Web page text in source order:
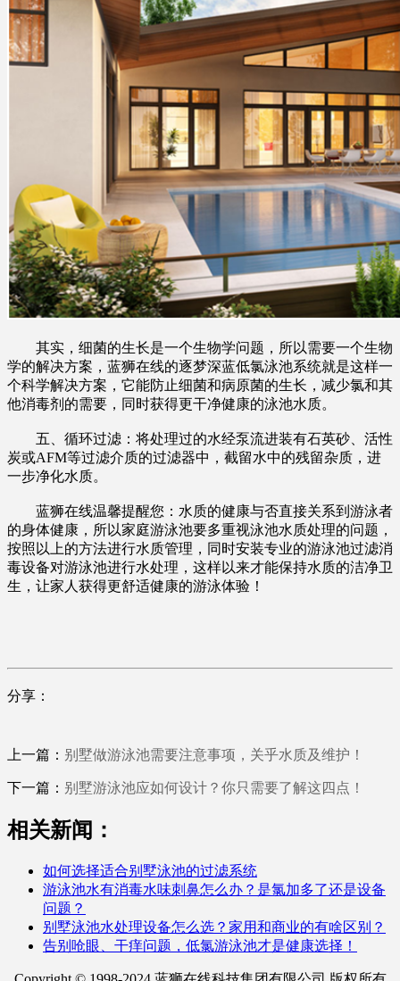
其实，细菌的生长是一个生物学问题，所以需要一个生物
学的解决方案，蓝狮在线的逐梦深蓝低氯泳池系统就是这样一
个科学解决方案，它能防止细菌和病原菌的生长，减少氯和其
他消毒剂的需要，同时获得更干净健康的泳池水质。
五、循环过滤：将处理过的水经泵流进装有石英砂、活性
炭或AFM等过滤介质的过滤器中，截留水中的残留杂质，进
一步净化水质。
蓝狮在线温馨提醒您：水质的健康与否直接关系到游泳者
的身体健康，所以家庭游泳池要多重视泳池水质处理的问题，
按照以上的方法进行水质管理，同时安装专业的游泳池过滤消
毒设备对游泳池进行水处理，这样以来才能保持水质的洁净卫
生，让家人获得更舒适健康的游泳体验！
分享：
上一篇： 别墅做游泳池需要注意事项，关乎水质及维护！
下一篇： 别墅游泳池应如何设计？你只需要了解这四点！
相关新闻：
如何选择适合别墅泳池的过滤系统
游泳池水有消毒水味刺鼻怎么办？是氯加多了还是设备
问题？
别墅泳池水处理设备怎么选？家用和商业的有啥区别？
告别呛眼、干痒问题，低氯游泳池才是健康选择！